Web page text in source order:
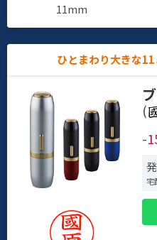
11mm
ひとまわり大きな11
(
-
宅